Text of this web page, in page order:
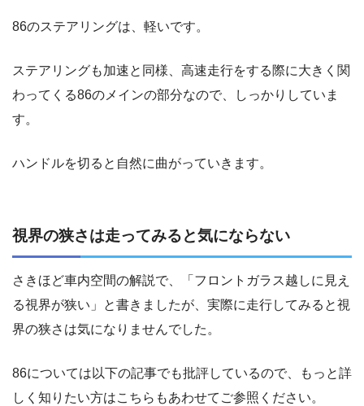
86のステアリングは、軽いです。
ステアリングも加速と同様、高速走行をする際に大きく関
わってくる86のメインの部分なので、しっかりしていま
す。
ハンドルを切ると自然に曲がっていきます。
視界の狭さは走ってみると気にならない
さきほど車内空間の解説で、「フロントガラス越しに見え
る視界が狭い」と書きましたが、実際に走行してみると視
界の狭さは気になりませんでした。
86については以下の記事でも批評しているので、もっと詳
しく知りたい方はこちらもあわせてご参照ください。